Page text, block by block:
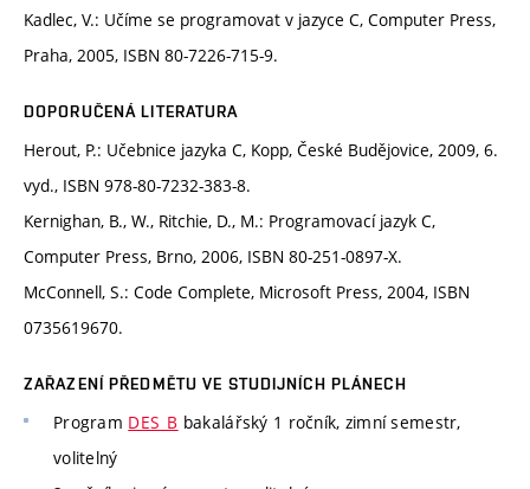
Kadlec, V.: Učíme se programovat v jazyce C, Computer Press,
Praha, 2005, ISBN 80-7226-715-9.
DOPORUČENÁ LITERATURA
Herout, P.: Učebnice jazyka C, Kopp, České Budějovice, 2009, 6.
vyd., ISBN 978-80-7232-383-8.
Kernighan, B., W., Ritchie, D., M.: Programovací jazyk C,
Computer Press, Brno, 2006, ISBN 80-251-0897-X.
McConnell, S.: Code Complete, Microsoft Press, 2004, ISBN
0735619670.
ZAŘAZENÍ PŘEDMĚTU VE STUDIJNÍCH PLÁNECH
Program DES_B bakalářský 1 ročník, zimní semestr,
volitelný